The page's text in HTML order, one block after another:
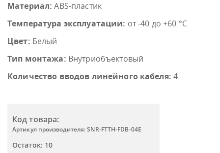
Материал: ABS-пластик
Температура эксплуатации: от -40 до +60 °C
Цвет: Белый
Тип монтажа: Внутриобъектовый
Количество вводов линейного кабеля: 4
Код товара:
Артикул производителя: SNR-FTTH-FDB-04E
Остаток: 10